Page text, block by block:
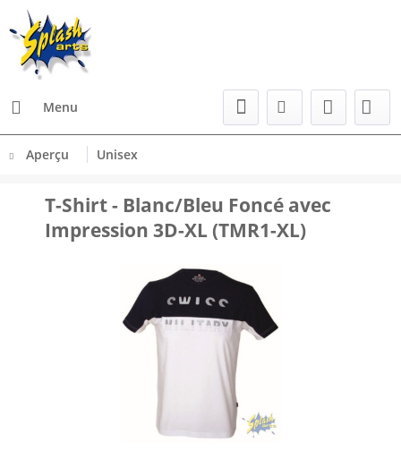
Menu
Aperçu Unisex
T-Shirt - Blanc/Bleu Foncé avec
Impression 3D-XL (TMR1-XL)